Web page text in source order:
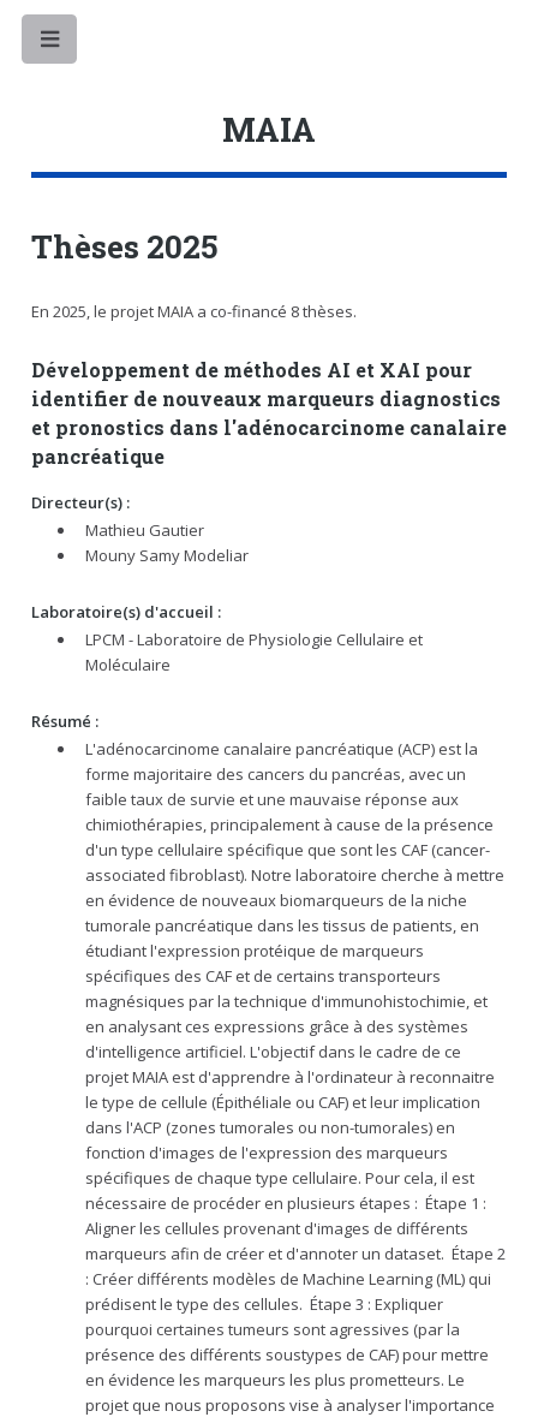
MAIA
Thèses 2025
En 2025, le projet MAIA a co-financé 8 thèses.
Développement de méthodes AI et XAI pour
identifier de nouveaux marqueurs diagnostics
et pronostics dans l'adénocarcinome canalaire
pancréatique
Directeur(s) :
Mathieu Gautier
Mouny Samy Modeliar
Laboratoire(s) d'accueil :
LPCM - Laboratoire de Physiologie Cellulaire et
Moléculaire
Résumé :
L'adénocarcinome canalaire pancréatique (ACP) est la
forme majoritaire des cancers du pancréas, avec un
faible taux de survie et une mauvaise réponse aux
chimiothérapies, principalement à cause de la présence
d'un type cellulaire spécifique que sont les CAF (cancer-
associated fibroblast). Notre laboratoire cherche à mettre
en évidence de nouveaux biomarqueurs de la niche
tumorale pancréatique dans les tissus de patients, en
étudiant l'expression protéique de marqueurs
spécifiques des CAF et de certains transporteurs
magnésiques par la technique d'immunohistochimie, et
en analysant ces expressions grâce à des systèmes
d'intelligence artificiel. L'objectif dans le cadre de ce
projet MAIA est d'apprendre à l'ordinateur à reconnaitre
le type de cellule (Épithéliale ou CAF) et leur implication
dans l'ACP (zones tumorales ou non-tumorales) en
fonction d'images de l'expression des marqueurs
spécifiques de chaque type cellulaire. Pour cela, il est
nécessaire de procéder en plusieurs étapes :  Étape 1 :
Aligner les cellules provenant d'images de différents
marqueurs afin de créer et d'annoter un dataset.  Étape 2
: Créer différents modèles de Machine Learning (ML) qui
prédisent le type des cellules.  Étape 3 : Expliquer
pourquoi certaines tumeurs sont agressives (par la
présence des différents soustypes de CAF) pour mettre
en évidence les marqueurs les plus prometteurs. Le
projet que nous proposons vise à analyser l'importance